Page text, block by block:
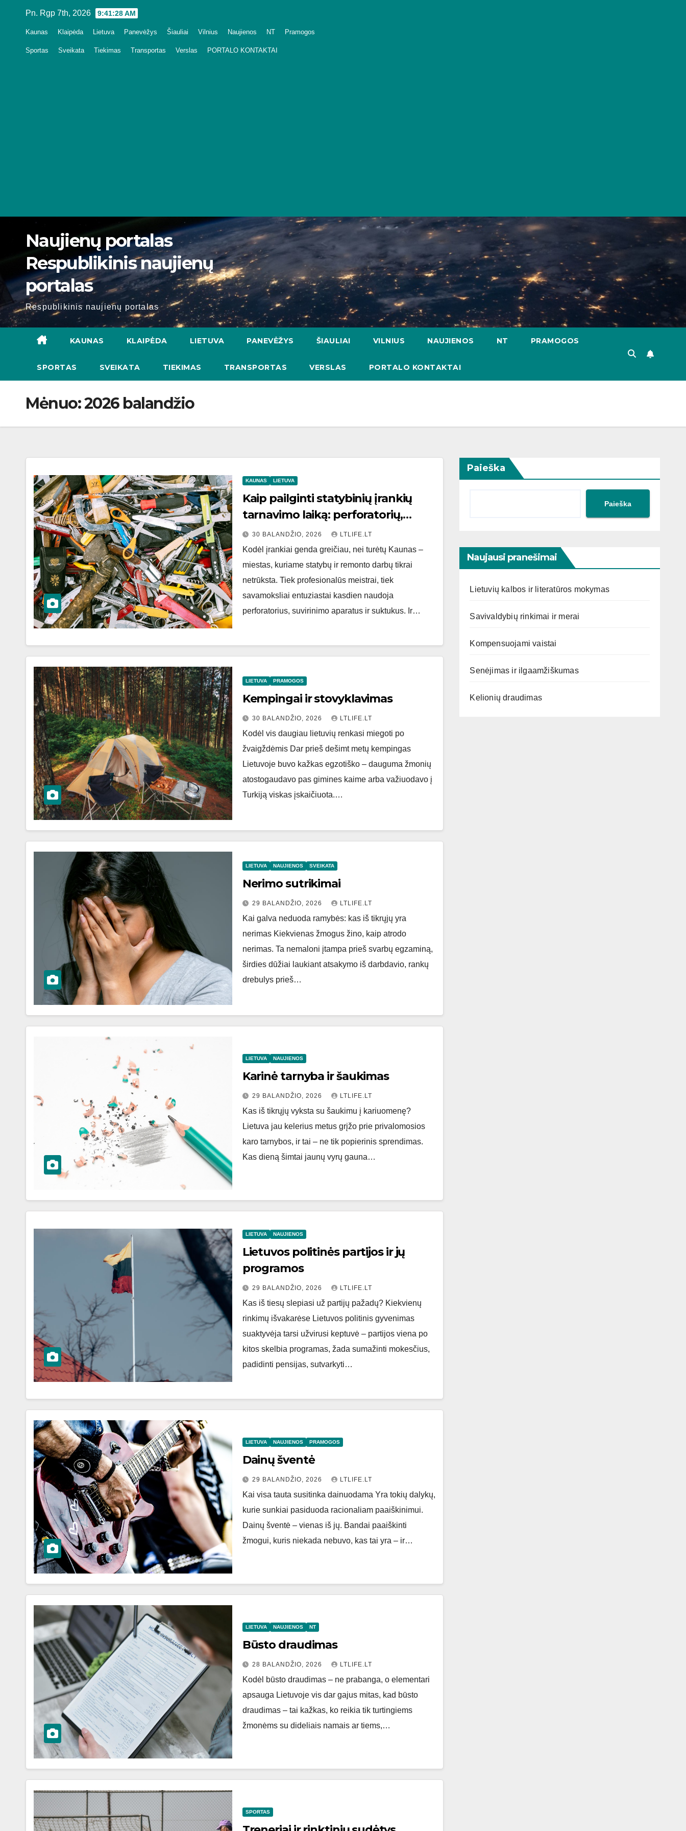
Pn. Rgp 7th, 2026 9:41:29 AM
Kaunas Klaipėda Lietuva Panevėžys Šiauliai Vilnius Naujienos NT Pramogos
Sportas Sveikata Tiekimas Transportas Verslas PORTALO KONTAKTAI
Naujienų portalas
Respublikinis naujienų
portalas
Respublikinis naujienų portalas
KAUNAS KLAIPĖDA LIETUVA PANEVĖŽYS ŠIAULIAI VILNIUS NAUJIENOS NT PRAMOGOS
SPORTAS SVEIKATA TIEKIMAS TRANSPORTAS VERSLAS PORTALO KONTAKTAI
Mėnuo:2026 balandžio
KAUNAS LIETUVA
Kaip pailginti statybinių įrankių
tarnavimo laiką: perforatorių,
suvirinimo aparatų ir suktukų
priežiūros bei remonto patarimai
Kauno meistrams
30 BALANDŽIO, 2026 LTLIFE.LT
Kodėl įrankiai genda greičiau, nei turėtų Kaunas –
miestas, kuriame statybų ir remonto darbų tikrai
netrūksta. Tiek profesionalūs meistrai, tiek
savamoksliai entuziastai kasdien naudoja
perforatorius, suvirinimo aparatus ir suktukus. Ir…
LIETUVA PRAMOGOS
Kempingai ir stovyklavimas
30 BALANDŽIO, 2026 LTLIFE.LT
Kodėl vis daugiau lietuvių renkasi miegoti po
žvaigždėmis Dar prieš dešimt metų kempingas
Lietuvoje buvo kažkas egzotiško – dauguma žmonių
atostogaudavo pas gimines kaime arba važiuodavo į
Turkiją viskas įskaičiuota.…
LIETUVA NAUJIENOS SVEIKATA
Nerimo sutrikimai
29 BALANDŽIO, 2026 LTLIFE.LT
Kai galva neduoda ramybės: kas iš tikrųjų yra
nerimas Kiekvienas žmogus žino, kaip atrodo
nerimas. Ta nemaloni įtampa prieš svarbų egzaminą,
širdies dūžiai laukiant atsakymo iš darbdavio, rankų
drebulys prieš…
LIETUVA NAUJIENOS
Karinė tarnyba ir šaukimas
29 BALANDŽIO, 2026 LTLIFE.LT
Kas iš tikrųjų vyksta su šaukimu į kariuomenę?
Lietuva jau kelerius metus grįžo prie privalomosios
karo tarnybos, ir tai – ne tik popierinis sprendimas.
Kas dieną šimtai jaunų vyrų gauna…
LIETUVA NAUJIENOS
Lietuvos politinės partijos ir jų
programos
29 BALANDŽIO, 2026 LTLIFE.LT
Kas iš tiesų slepiasi už partijų pažadų? Kiekvienų
rinkimų išvakarėse Lietuvos politinis gyvenimas
suaktyvėja tarsi užvirusi keptuvė – partijos viena po
kitos skelbia programas, žada sumažinti mokesčius,
padidinti pensijas, sutvarkyti…
LIETUVA NAUJIENOS PRAMOGOS
Dainų šventė
29 BALANDŽIO, 2026 LTLIFE.LT
Kai visa tauta susitinka dainuodama Yra tokių dalykų,
kurie sunkiai pasiduoda racionaliam paaiškinimui.
Dainų šventė – vienas iš jų. Bandai paaiškinti
žmogui, kuris niekada nebuvo, kas tai yra – ir…
LIETUVA NAUJIENOS NT
Būsto draudimas
28 BALANDŽIO, 2026 LTLIFE.LT
Kodėl būsto draudimas – ne prabanga, o elementari
apsauga Lietuvoje vis dar gajus mitas, kad būsto
draudimas – tai kažkas, ko reikia tik turtingiems
žmonėms su dideliais namais ar tiems,…
SPORTAS
Paieška
Paieška
Naujausi pranešimai
Lietuvių kalbos ir literatūros mokymas
Savivaldybių rinkimai ir merai
Kompensuojami vaistai
Senėjimas ir ilgaamžiškumas
Kelionių draudimas